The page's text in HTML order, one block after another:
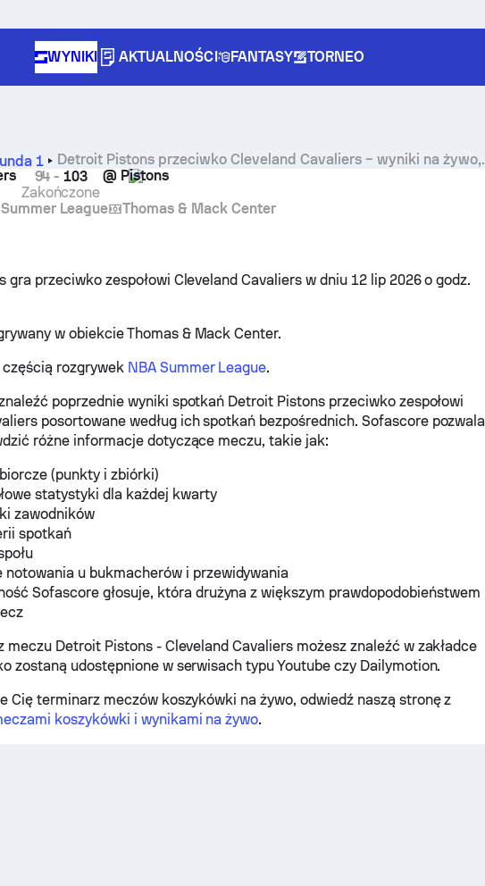
WYNIKI AKTUALNOŚCI FANTASY TORNEO
1
Detroit Pistons przeciwko Cleveland Cavaliers – wyniki na żywo,
94 - 103
Zakończone
@ Pistons
League Thomas & Mack Center
gra przeciwko zespołowi Cleveland Cavaliers w dniu 12 lip 2026 o godz.
w obiekcie Thomas & Mack Center.
rozgrywek NBA Summer League.
poprzednie wyniki spotkań Detroit Pistons przeciwko zespołowi
posortowane według ich spotkań bezpośrednich. Sofascore pozwala
różne informacje dotyczące meczu, takie jak:
(punkty i zbiórki)
statystyki dla każdej kwarty
zawodników
spotkań
notowania u bukmacherów i przewidywania
Sofascore głosuje, która drużyna z większym prawdopodobieństwem
meczu Detroit Pistons - Cleveland Cavaliers możesz znaleźć w zakładce
zostaną udostępnione w serwisach typu Youtube czy Dailymotion.
Cię terminarz meczów koszykówki na żywo, odwiedź naszą stronę z
koszykówki i wynikami na żywo.